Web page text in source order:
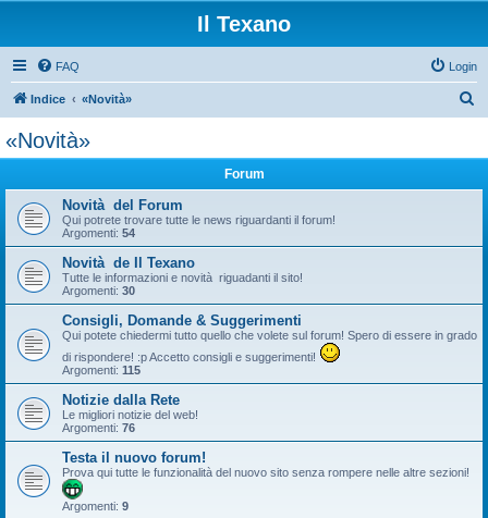
Il Texano
FAQ Login
Indice «Novità»
«Novità»
Forum
Novità del Forum
Qui potrete trovare tutte le news riguardanti il forum!
Argomenti: 54
Novità de Il Texano
Tutte le informazioni e novità riguadanti il sito!
Argomenti: 30
Consigli, Domande & Suggerimenti
Qui potete chiedermi tutto quello che volete sul forum! Spero di essere in grado
di rispondere! :p Accetto consigli e suggerimenti!
Argomenti: 115
Notizie dalla Rete
Le migliori notizie del web!
Argomenti: 76
Testa il nuovo forum!
Prova qui tutte le funzionalità del nuovo sito senza rompere nelle altre sezioni!
Argomenti: 9